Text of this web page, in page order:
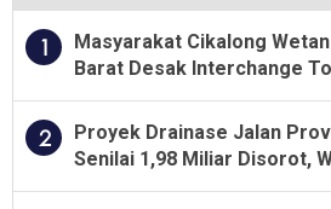
1
Masyarakat Cikalong
Barat Desak Interchange
2
Proyek Drainase Jalan
Senilai 1,98 Miliar Disorot,